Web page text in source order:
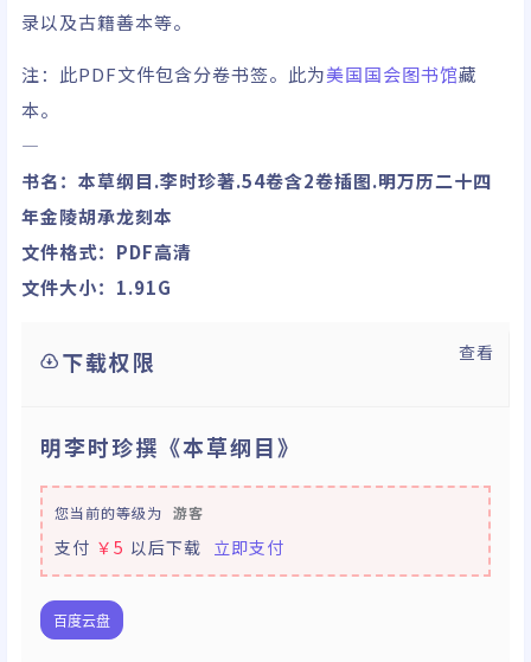
录以及古籍善本等。
注：此PDF文件包含分卷书签。此为美国国会图书馆藏
本。
—
书名：本草纲目.李时珍著.54卷含2卷插图.明万历二十四
年金陵胡承龙刻本
文件格式：PDF高清
文件大小：1.91G
下载权限 查看
明李时珍撰《本草纲目》
您当前的等级为 游客
支付 ￥5 以后下载 立即支付
百度云盘